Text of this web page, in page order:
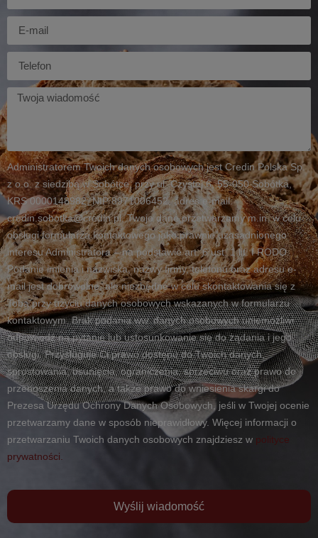
Telefon
Twoja
wiadomość
Administratorem Twoich danych osobowych jest Credin Polska Sp.
z o.o. z siedzibą w Sobótce, przy ul. Czystej 6, 55-050 Sobótka,
KRS 0000148982, NIP 8971006452, adres e-mail:
credin.sobotka@credin.pl. Twoje dane przetwarzamy m.in. w celu
obsługi formularza kontaktowego jako prawnie uzasadnionego
interesu Administratora – na podstawie art. 6 ust. 1 lit. f RODO.
Podanie imienia i nazwiska, nazwy firmy, telefonu oraz adresu e-
mail jest dobrowolne, ale niezbędne w celu skontaktowania się z
Tobą przy użyciu danych osobowych wskazanych w formularzu
kontaktowym. Brak podania ww. danych osobowych uniemożliwi
odpowiedź na pytanie lub ustosunkowanie się do żądania i jego
obsługi. Przysługuje Ci prawo dostępu do Twoich danych,
sprostowania, usunięcia, ograniczenia, sprzeciwu oraz prawo do
przenoszenia danych, a także prawo do wniesienia skargi do
Prezesa Urzędu Ochrony Danych Osobowych, jeśli w Twojej ocenie
przetwarzamy dane w sposób nieprawidłowy. Więcej informacji o
przetwarzaniu Twoich danych osobowych znajdziesz w polityce
prywatności.
Wyślij wiadomość